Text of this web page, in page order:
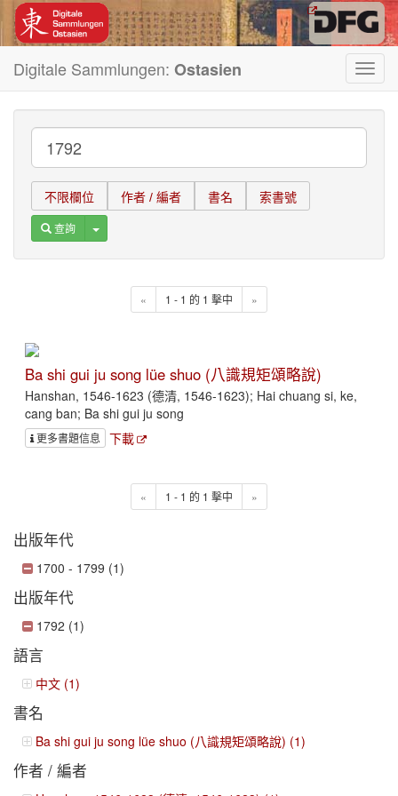
Digitale Sammlungen: Ostasien
不限欄位 作者 / 編者 書名 索書號
查詢 Toggle Dropdown
« 1 - 1 的 1 擊中 »
Ba shi gui ju song lüe shuo (八識規矩頌略說)
Hanshan, 1546-1623 (德清, 1546-1623); Hai chuang si, ke,
cang ban; Ba shi gui ju song
更多書題信息 下載
« 1 - 1 的 1 擊中 »
出版年代
1700 - 1799 (1)
出版年代
1792 (1)
語言
中文 (1)
書名
Ba shi gui ju song lüe shuo (八識規矩頌略說) (1)
作者 / 編者